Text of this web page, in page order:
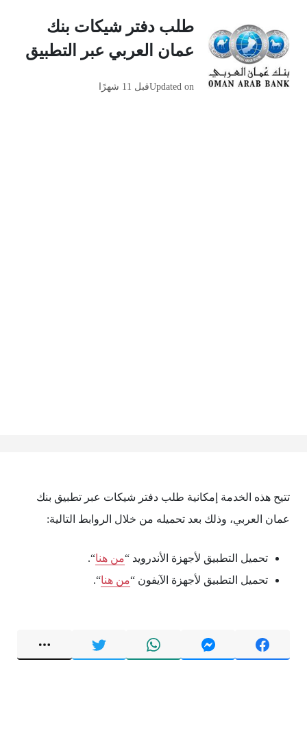
طلب دفتر شيكات بنك
عمان العربي عبر التطبيق
Updated onقبل 11 شهرًا
تتيح هذه الخدمة إمكانية طلب دفتر شيكات عبر تطبيق بنك
عمان العربي، وذلك بعد تحميله من خلال الروابط التالية:
تحميل التطبيق لأجهزة الأندرويد “من هنا“.
تحميل التطبيق لأجهزة الآيفون “من هنا“.